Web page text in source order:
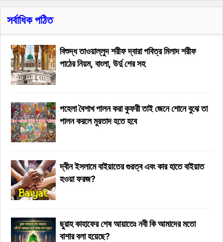
সর্বাধিক পঠিত
বিশুদ্ধ তাওয়াল্লুদ শরীফ দ্বারা পবিত্র মিলাদ শরীফ
পাঠের নিয়ম, বাংলা, উর্দু শের সহ
পহেলা বৈশাখ পালন করা কুফরী তাই জেনে শোনে বুঝে তা
পালন করলে মুরতাদ হতে হবে
দ্বীন ইসলামে বাইয়াতের গুরত্ব এবং কার হাতে বাইয়াত
হওয়া ফরজ?
ছুরাহ কাহাফের শেষ আয়াতেঃ নবী কি আমাদের মতো
বাশার বলা হয়েছে?